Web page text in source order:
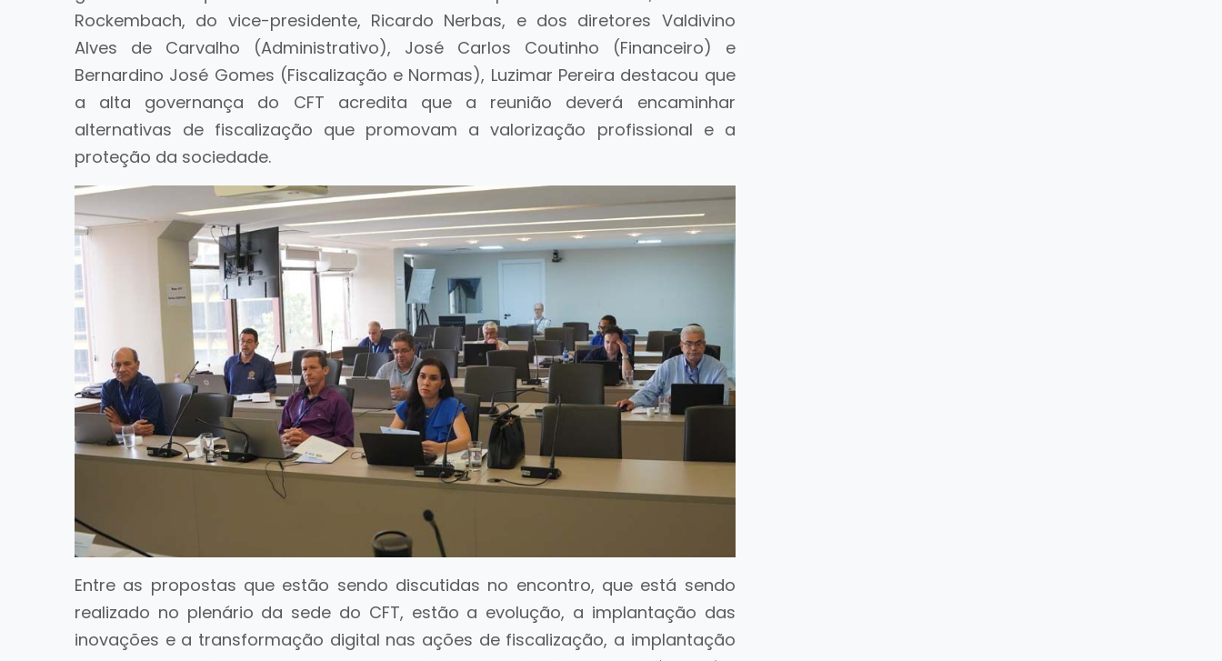
Rockembach, do vice-presidente, Ricardo Nerbas, e dos diretores Valdivino
Alves de Carvalho (Administrativo), José Carlos Coutinho (Financeiro) e
Bernardino José Gomes (Fiscalização e Normas), Luzimar Pereira destacou que
a alta governança do CFT acredita que a reunião deverá encaminhar
alternativas de fiscalização que promovam a valorização profissional e a
proteção da sociedade.
Entre as propostas que estão sendo discutidas no encontro, que está sendo
realizado no plenário da sede do CFT, estão a evolução, a implantação das
inovações e a transformação digital nas ações de fiscalização, a implantação